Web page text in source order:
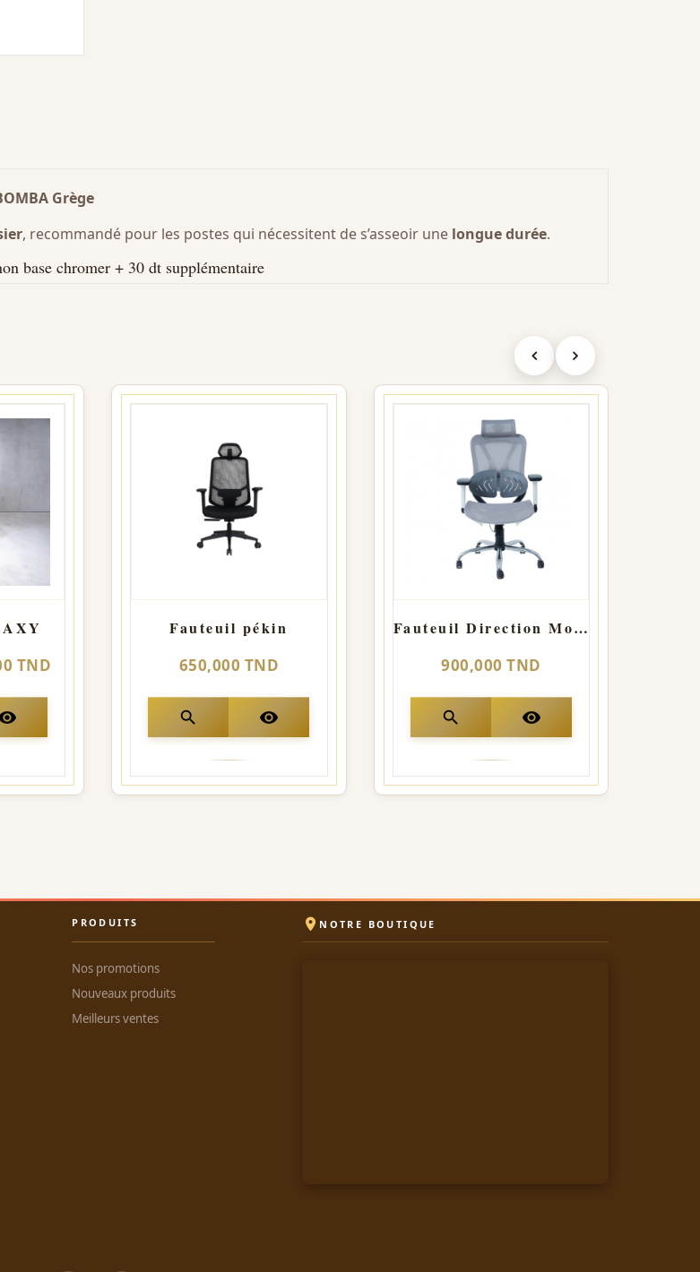
Grège
, recommandé pour les postes qui nécessitent de s’asseoir une longue durée.
base chromer + 30 dt supplémentaire
TND
Fauteuil pékin
650,000 TND
search visibility
Fauteuil Direction Moon
900,000 TND
search visibility
PRODUITS
Nos promotions
Nouveaux produits
Meilleurs ventes
 NOTRE BOUTIQUE